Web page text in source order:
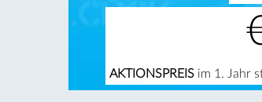
AKTIONSPREIS im 1. Jahr